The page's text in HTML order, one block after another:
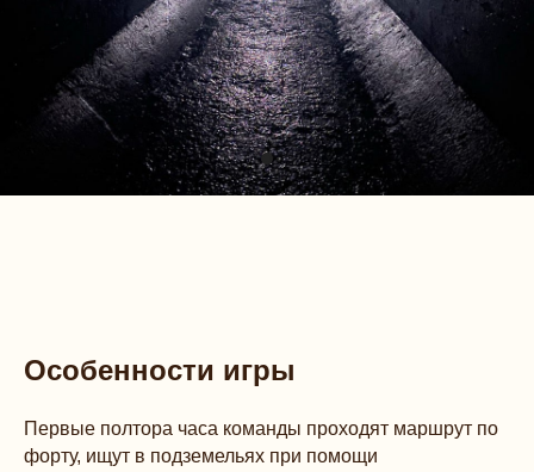
Особенности игры
Первые полтора часа команды проходят маршрут по
форту, ищут в подземельях при помощи